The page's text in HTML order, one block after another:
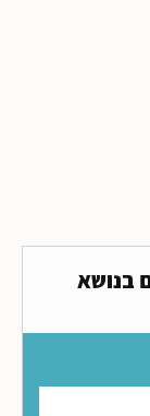
בנושא